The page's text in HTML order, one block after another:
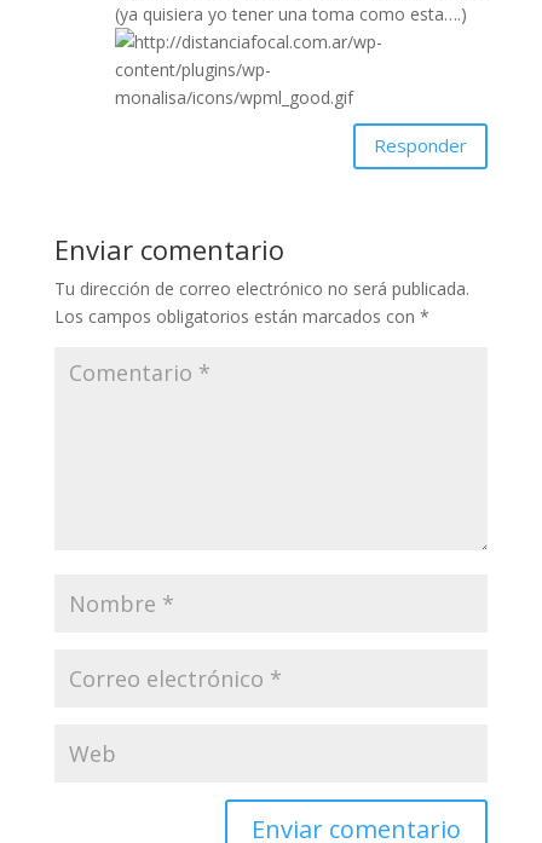
(ya quisiera yo tener una toma como esta….)
Responder
Enviar comentario
Tu dirección de correo electrónico no será publicada.
Los campos obligatorios están marcados con *